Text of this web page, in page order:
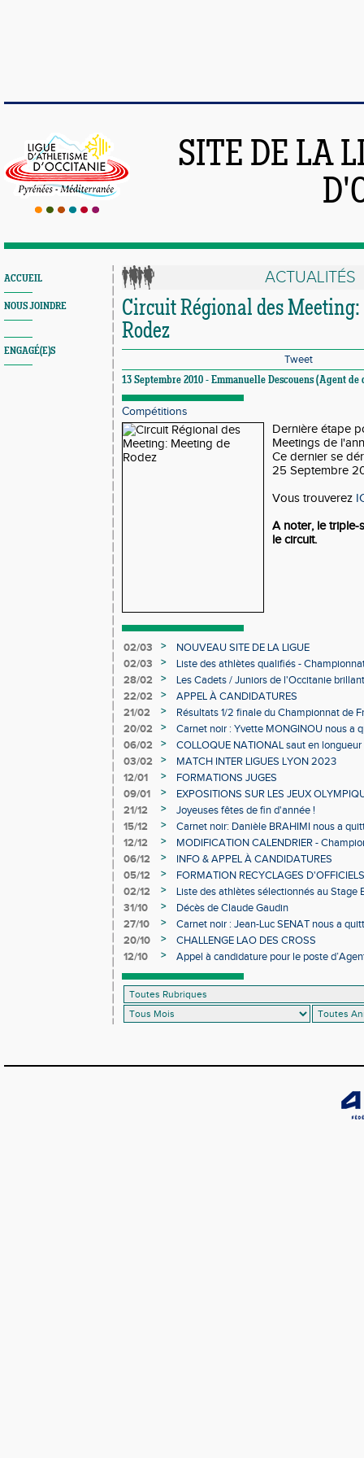
SITE DE LA
ACCUEIL
NOUS JOINDRE
ENGAGÉ(E)S
ACTUALITÉS
Circuit Régional des
Rodez
Tweet
13 Septembre 2010 - Emmanuelle Descouens (Agent
Compétitions
Dernière étape
Meetings de
Ce dernier se
25 Septembre
Vous trouverez
A noter, le triple-
le circuit.
02/03 >
NOUVEAU SITE DE LA LIGUE
02/03
>
Liste des athlètes qualifiés -
Individuels en salle
28/02 >
Les Cadets / Juniors de l'Occitanie
22/02
>
APPEL À CANDIDATURES
21/02
>
Résultats 1/2 finale du Championnat de
20/02
>
Carnet noir : Yvette MONGINOU nous a
06/02
>
COLLOQUE NATIONAL saut en
03/02
>
MATCH INTER LIGUES LYON 2023
12/01
>
FORMATIONS JUGES
09/01
>
EXPOSITIONS SUR LES JEUX
21/12
>
Joyeuses fêtes de fin d'année !
15/12
>
Carnet noir: Danièle BRAHIMI nous a
12/12
>
MODIFICATION CALENDRIER -
06/12
>
INFO & APPEL À CANDIDATURES
05/12
>
FORMATION RECYCLAGES D'OFFICIELS
02/12
>
Liste des athlètes sélectionnés au Stage
31/10
>
Décès de Claude Gaudin
27/10
>
Carnet noir : Jean-Luc SENAT nous a
20/10
>
CHALLENGE LAO DES CROSS
12/10
>
Appel à candidature pour le poste